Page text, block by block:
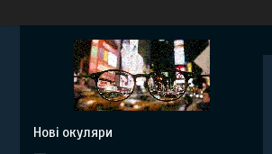
Нові окуляри